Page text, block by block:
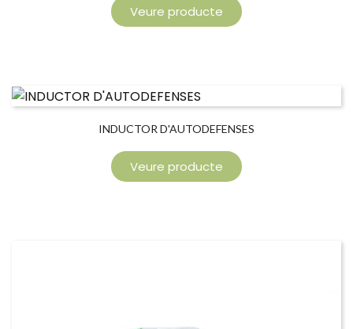
Veure producte
INDUCTOR D'AUTODEFENSES
Veure producte